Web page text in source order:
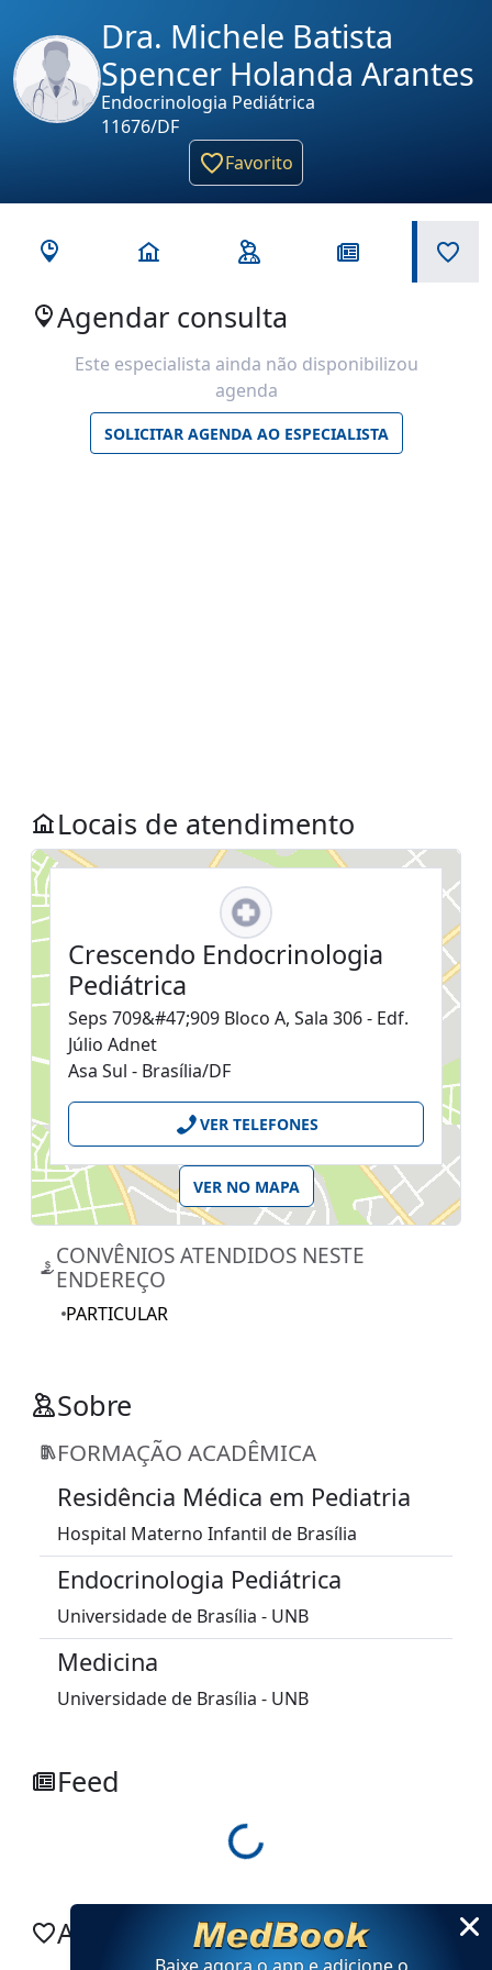
Dra. Michele Batista
Spencer Holanda Arantes
Endocrinologia Pediátrica
11676/DF
Favorito
Agendar consulta
Locais de atendimento
Crescendo Endocrinologia
Pediátrica
Seps 709&#47;909 Bloco A, Sala 306 - Edf.
Júlio Adnet
Asa Sul - Brasília/DF
VER TELEFONES
VER NO MAPA
CONVÊNIOS ATENDIDOS NESTE
ENDEREÇO
PARTICULAR
Sobre
FORMAÇÃO ACADÊMICA
Residência Médica em Pediatria
Hospital Materno Infantil de Brasília
Endocrinologia Pediátrica
Universidade de Brasília - UNB
Medicina
Universidade de Brasília - UNB
Feed
Loading...
Adicionar no app